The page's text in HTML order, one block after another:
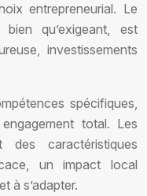
entrepreneurial. Le
qu’exigeant, est
investissements
spécifiques,
total. Les
caractéristiques
un impact local
à s’adapter.